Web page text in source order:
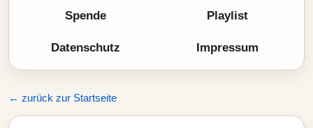
Spende Playlist
Datenschutz Impressum
← zurück zur Startseite